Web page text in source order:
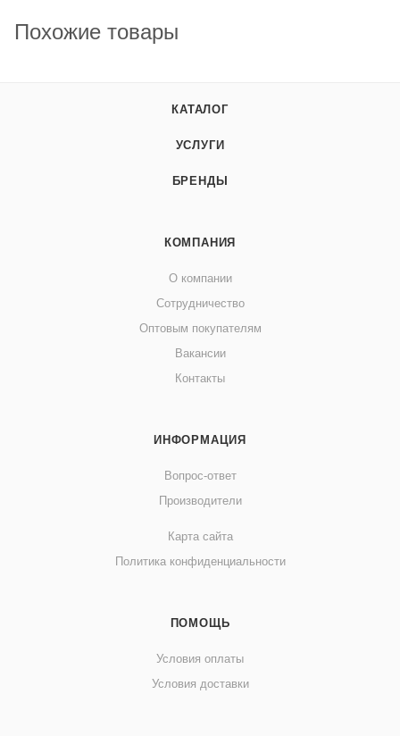
Похожие товары
КАТАЛОГ
УСЛУГИ
БРЕНДЫ
КОМПАНИЯ
О компании
Сотрудничество
Оптовым покупателям
Вакансии
Контакты
ИНФОРМАЦИЯ
Вопрос-ответ
Производители
Карта сайта
Политика конфиденциальности
ПОМОЩЬ
Условия оплаты
Условия доставки